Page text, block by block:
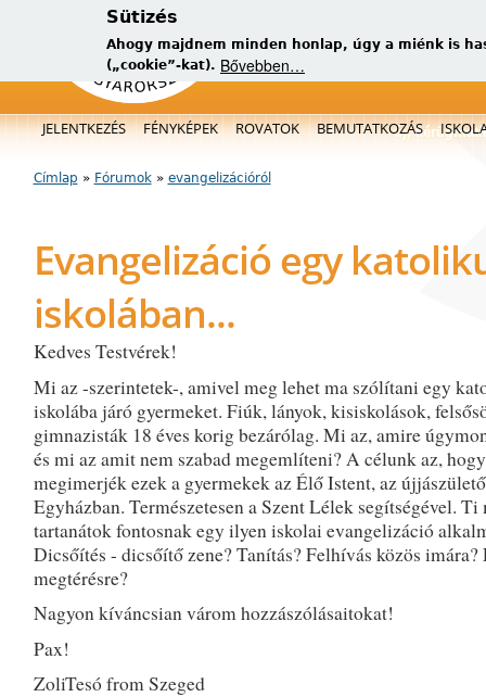
Sütizés
Ahogy majdnem minden honlap, úgy a miénk is
(„cookie”-kat). Bővebben…
új,
Főmenü
JELENTKEZÉS FÉNYKÉPEK ROVATOK BEMUTATKOZÁS
Jelenlegi hely
Címlap » Fórumok» evangelizációról
Evangelizáció egy
iskolában...
Kedves Testvérek!
Mi az -szerintetek-, amivel meg lehet ma szólítani egy
iskolába járó gyermeket. Fiúk, lányok, kisiskolások,
gimnazisták 18 éves korig bezárólag. Mi az, amire
és mi az amit nem szabad megemlíteni? A célunk az, hogy
megimerjék ezek a gyermekek az Élő Istent, az újjászülető
Egyházban. Természetesen a Szent Lélek segítségével. Ti
tartanátok fontosnak egy ilyen iskolai evangelizáció
Dicsőítés - dicsőítő zene? Tanítás? Felhívás közös imára?
megtérésre?
Nagyon kíváncsian várom hozzászólásaitokat!
Pax!
ZoliTesó from Szeged